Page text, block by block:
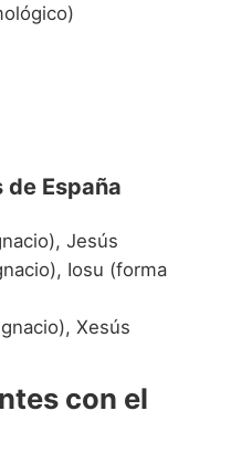
de España
Jesús
Iosu (forma
Xesús
con el